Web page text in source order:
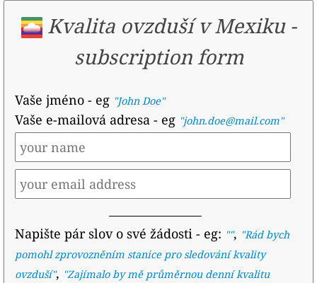
Kvalita ovzduší v Mexiku-
subscription form
Vaše jméno- eg "John Doe"
Vaše e-mailová adresa- eg "john.doe@mail.com"
Napište pár slov o své žádosti- eg: "", "Rád bych
pomohl zprovozněním stanice pro sledování kvality
ovzduší", "Zajímalo by mě průměrnou denní kvalitu